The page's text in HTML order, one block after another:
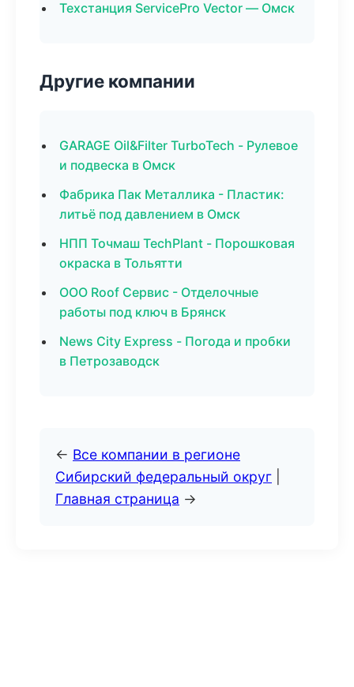
Техстанция ServicePro Vector — Омск
Другие компании
GARAGE Oil&Filter TurboTech - Рулевое
и подвеска в Омск
Фабрика Пак Металлика - Пластик:
литьё под давлением в Омск
НПП Точмаш TechPlant - Порошковая
окраска в Тольятти
ООО Roof Сервис - Отделочные
работы под ключ в Брянск
News City Express - Погода и пробки
в Петрозаводск
← Все компании в регионе
Сибирский федеральный округ
Главная страница →